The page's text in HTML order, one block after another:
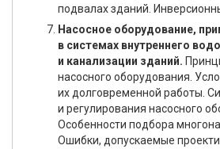
подвалах зданий.
Насосное оборудование,
в системах внутреннего
и канализации зданий.
насосного оборудования.
их долговременной работы.
и регулирования насосного
Особенности подбора
Ошибки, допускаемые